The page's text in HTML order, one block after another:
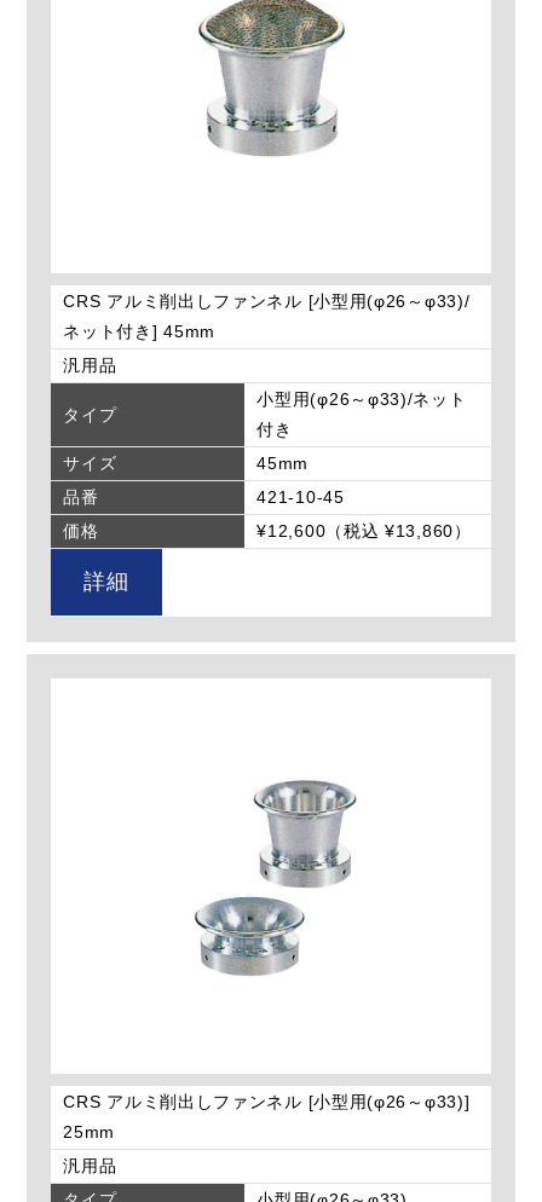
CRS アルミ削出しファンネル [小型用(φ26～φ33)/
ネット付き] 45mm
汎用品
タイプ
小型用(φ26～φ33)/ネット
付き
サイズ
45mm
品番
421-10-45
価格
¥12,600（税込 ¥13,860）
詳細
CRS アルミ削出しファンネル [小型用(φ26～φ33)]
25mm
汎用品